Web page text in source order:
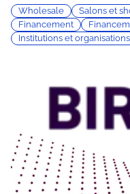
Wholesale Salons et
Financement
Institutions et organisations